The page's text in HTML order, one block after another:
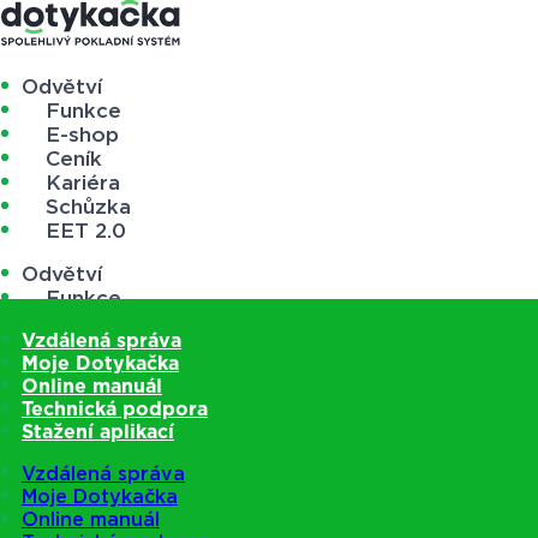
Odvětví
Funkce
E-shop
Ceník
Kariéra
Schůzka
EET 2.0
Odvětví
Funkce
Ceník
Kariéra
Schůzka
EET 2.0
Vzdálená správa
Moje Dotykačka
Online manuál
Technická podpora
Stažení aplikací
Vzdálená správa
Moje Dotykačka
Online manuál